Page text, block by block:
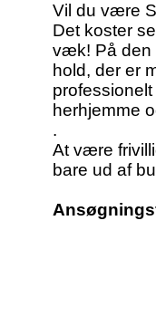
Vil du være
Det koster
væk! På den
hold, der er
herhjemme
.
At være
bare ud af